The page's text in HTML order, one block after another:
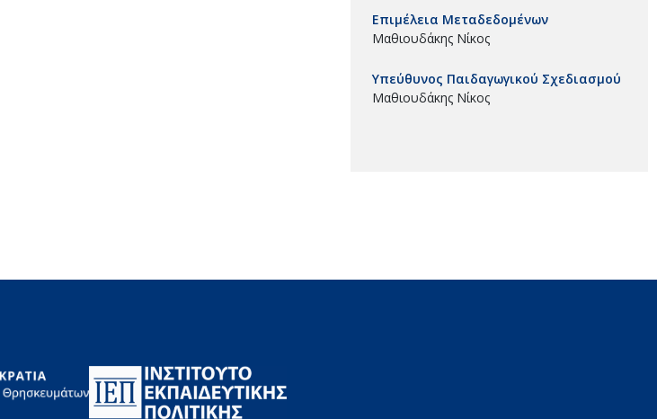
Επιμέλεια Μεταδεδομένων
Μαθιουδάκης Νίκος
Υπεύθυνος Παιδαγωγικού Σχεδιασμού
Μαθιουδάκης Νίκος